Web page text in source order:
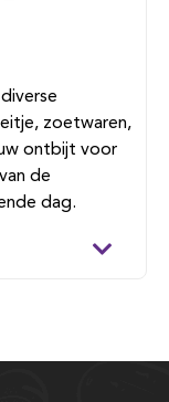
zoetwaren,
ontbijt voor
de
dag.